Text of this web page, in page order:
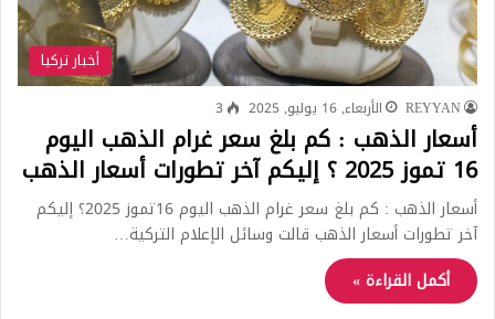
أخبار تركيا
REYYAN الأربعاء, 16 يوليو, 2025 3
أسعار الذهب : كم بلغ سعر غرام الذهب اليوم
16 تموز 2025 ؟ إليكم آخر تطورات أسعار الذهب
أسعار الذهب : كم بلغ سعر غرام الذهب اليوم 16تموز 2025؟ إليكم
آخر تطورات أسعار الذهب قالت وسائل الإعلام التركية…
أكمل القراءة »